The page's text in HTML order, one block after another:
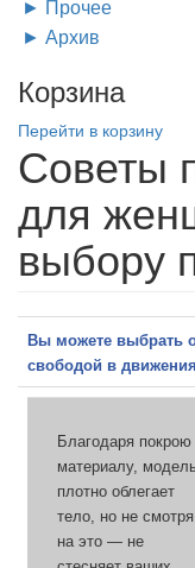
Прочее
Архив
Корзина
Перейти в корзину
Советы
для
выбору
Вы можете выбрать
свободой в
Благодаря покрою
материалу, модель
плотно облегает
тело, но не смотря
на это — не